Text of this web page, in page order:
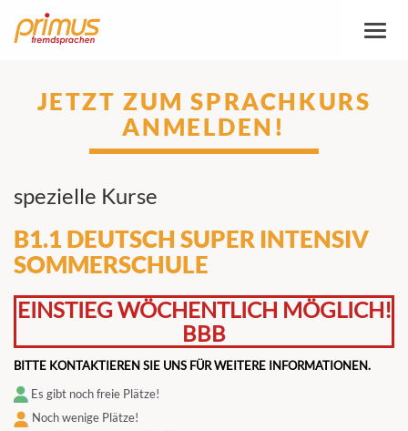
Toggle
JETZT ZUM SPRACHKURS
ANMELDEN!
spezielle Kurse
B1.1 DEUTSCH SUPER INTENSIV
SOMMERSCHULE
EINSTIEG WÖCHENTLICH MÖGLICH!
BBB
BITTE KONTAKTIEREN SIE UNS FÜR WEITERE INFORMATIONEN.
Es gibt noch freie Plätze!
Noch wenige Plätze!